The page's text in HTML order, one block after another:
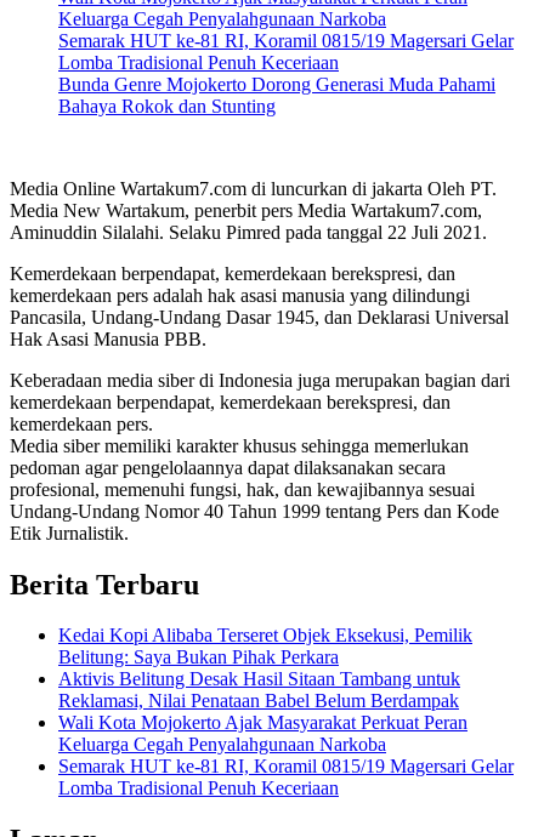
Keluarga Cegah Penyalahgunaan Narkoba
Semarak HUT ke-81 RI, Koramil 0815/19 Magersari Gelar
Lomba Tradisional Penuh Keceriaan
Bunda Genre Mojokerto Dorong Generasi Muda Pahami
Bahaya Rokok dan Stunting
Media Online Wartakum7.com di luncurkan di jakarta Oleh PT.
Media New Wartakum, penerbit pers Media Wartakum7.com,
Aminuddin Silalahi. Selaku Pimred pada tanggal 22 Juli 2021.
Kemerdekaan berpendapat, kemerdekaan berekspresi, dan
kemerdekaan pers adalah hak asasi manusia yang dilindungi
Pancasila, Undang-Undang Dasar 1945, dan Deklarasi Universal
Hak Asasi Manusia PBB.
Keberadaan media siber di Indonesia juga merupakan bagian dari
kemerdekaan berpendapat, kemerdekaan berekspresi, dan
kemerdekaan pers.
Media siber memiliki karakter khusus sehingga memerlukan
pedoman agar pengelolaannya dapat dilaksanakan secara
profesional, memenuhi fungsi, hak, dan kewajibannya sesuai
Undang-Undang Nomor 40 Tahun 1999 tentang Pers dan Kode
Etik Jurnalistik.
Berita Terbaru
Kedai Kopi Alibaba Terseret Objek Eksekusi, Pemilik
Belitung: Saya Bukan Pihak Perkara
Aktivis Belitung Desak Hasil Sitaan Tambang untuk
Reklamasi, Nilai Penataan Babel Belum Berdampak
Wali Kota Mojokerto Ajak Masyarakat Perkuat Peran
Keluarga Cegah Penyalahgunaan Narkoba
Semarak HUT ke-81 RI, Koramil 0815/19 Magersari Gelar
Lomba Tradisional Penuh Keceriaan